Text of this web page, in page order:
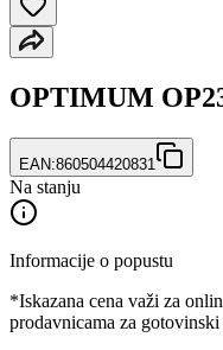
OPTIMUM
EAN:860504420831
Na stanju
Informacije o popustu
*Iskazana cena važi za
prodavnicama za gotovinski